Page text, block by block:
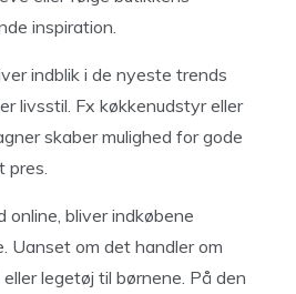
inspiration.
indblik i de nyeste trends
livsstil. Fx køkkenudstyr eller
skaber mulighed for gode
pres.
online, bliver indkøbene
Uanset om det handler om
legetøj til børnene. På den